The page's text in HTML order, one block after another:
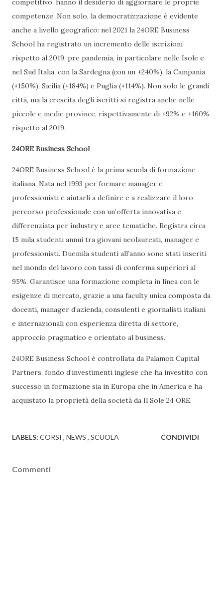
competenze. Non solo, la democratizzazione è evidente
anche a livello geografico: nel 2021 la 24ORE Business
School ha registrato un incremento delle iscrizioni
rispetto al 2019, pre pandemia, in particolare nelle Isole e
nel Sud Italia, con la Sardegna (con un +240%), la Campania
(+150%), Sicilia (+184%) e Puglia (+114%). Non solo le grandi
città, ma la crescita degli iscritti si registra anche nelle
piccole e medie province, rispettivamente di +92% e +160%
rispetto al 2019.
24ORE Business School
24ORE Business School è la prima scuola di formazione
italiana. Nata nel 1993 per formare manager e
professionisti e aiutarli a definire e a realizzare il loro
percorso professionale con un’offerta innovativa e
differenziata per industry e aree tematiche. Registra circa
15 mila studenti annui tra giovani neolaureati, manager e
professionisti. Duemila studenti all’anno sono stati inseriti
nel mondo del lavoro con tassi di conferma superiori al
95%. Garantisce una formazione completa in linea con le
esigenze di mercato, grazie a una faculty unica composta da
docenti, manager d’azienda, consulenti e giornalisti italiani
e internazionali con esperienza diretta di settore,
approccio pragmatico e orientato al business.
24ORE Business School è controllata da Palamon Capital
Partners, fondo d’investimenti inglese che ha investito con
successo in formazione sia in Europa che in America e ha
acquistato la proprietà della società da Il Sole 24 ORE.
LABELS: CORSI NEWS SCUOLA CONDIVIDI
Commenti